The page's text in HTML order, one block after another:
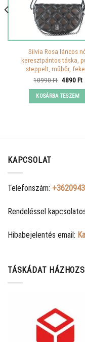
Silvia Rosa láncos
keresztpántos táska,
steppelt, műbőr,
10990Ft Original
was:
10990 Ft.
4890Ft
KOSÁRBA TESZEM
KAPCSOLAT
Telefonszám:
Rendeléssel
Hibabejelentés email:
TÁSKÁDAT